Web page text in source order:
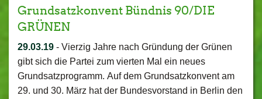
Grundsatzkonvent Bündnis 90/DIE
GRÜNEN
29.03.19 - Vierzig Jahre nach Gründung der Grünen
gibt sich die Partei zum vierten Mal ein neues
Grundsatzprogramm. Auf dem Grundsatzkonvent am
29. und 30. März hat der Bundesvorstand in Berlin den